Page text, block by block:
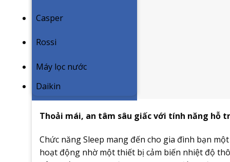
Casper
Rossi
Máy lọc nước
Daikin
Thoải mái, an tâm sâu giấc với tính năng hỗ
Chức năng Sleep mang đến cho gia đình bạn
hoạt động nhờ một thiết bị cảm biến nhiệt độ